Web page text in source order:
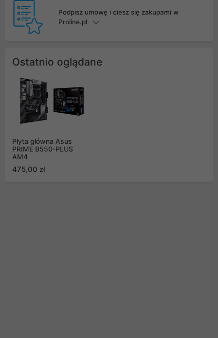
Podpisz umowę i ciesz się zakupami w
Proline.pl
Ostatnio oglądane
Płyta główna Asus
PRIME B550-PLUS
AM4
475,00 zł